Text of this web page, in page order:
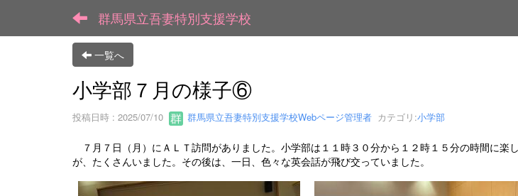
群馬県立吾妻特別支援学校
一覧へ
小学部７月の様子⑥
投稿日時 : 2025/07/10 群馬県立吾妻特別支援学校Webページ管理者 カテゴリ:小学部
７月７日（月）にＡＬＴ訪問がありました。小学部は１１時３０分から１２時１５分の時間に
が、たくさんいました。その後は、一日、色々な英会話が飛び交っていました。